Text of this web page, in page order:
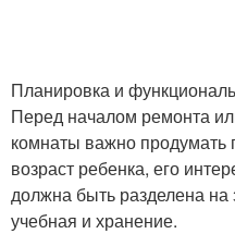
Планировка и
Перед началом ремонта
комнаты важно продумать
возраст ребенка, его
должна быть разделена на
учебная и хранение.